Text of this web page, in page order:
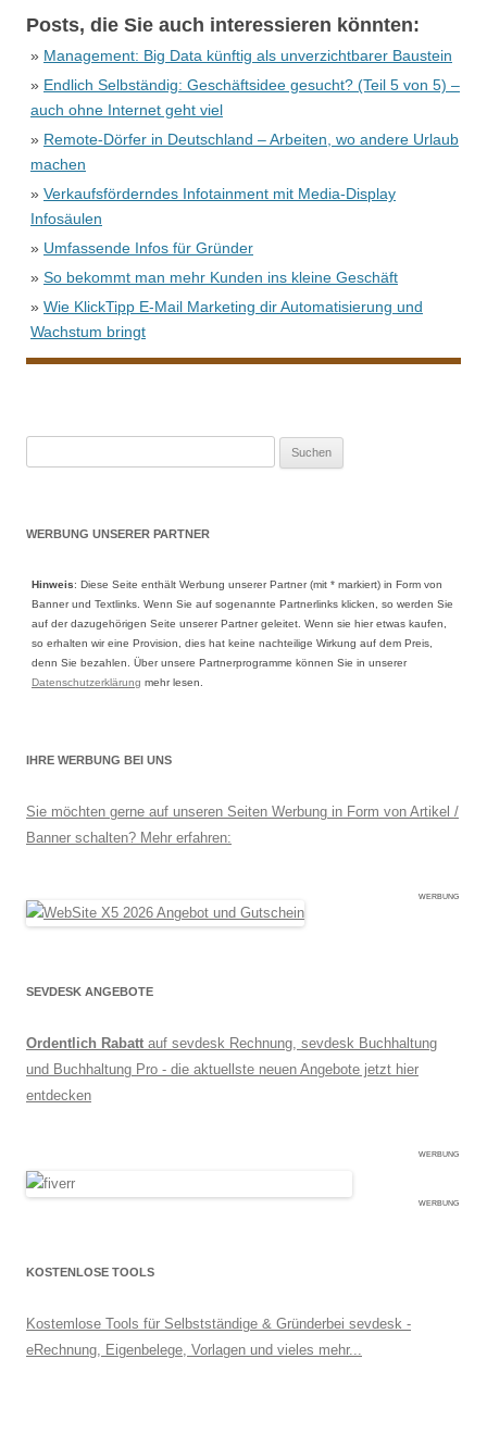
Posts, die Sie auch interessieren könnten:
» Management: Big Data künftig als unverzichtbarer Baustein
» Endlich Selbständig: Geschäftsidee gesucht? (Teil 5 von 5) –
auch ohne Internet geht viel
» Remote-Dörfer in Deutschland – Arbeiten, wo andere Urlaub
machen
» Verkaufsförderndes Infotainment mit Media-Display
Infosäulen
» Umfassende Infos für Gründer
» So bekommt man mehr Kunden ins kleine Geschäft
» Wie KlickTipp E-Mail Marketing dir Automatisierung und
Wachstum bringt
WERBUNG UNSERER PARTNER
Hinweis: Diese Seite enthält Werbung unserer Partner (mit * markiert) in Form von
Banner und Textlinks. Wenn Sie auf sogenannte Partnerlinks klicken, so werden Sie
auf der dazugehörigen Seite unserer Partner geleitet. Wenn sie hier etwas kaufen,
so erhalten wir eine Provision, dies hat keine nachteilige Wirkung auf dem Preis,
denn Sie bezahlen. Über unsere Partnerprogramme können Sie in unserer
Datenschutzerklärung mehr lesen.
IHRE WERBUNG BEI UNS
Sie möchten gerne auf unseren Seiten Werbung in Form von Artikel /
Banner schalten? Mehr erfahren:
WERBUNG
SEVDESK ANGEBOTE
Ordentlich Rabatt auf sevdesk Rechnung, sevdesk Buchhaltung
und Buchhaltung Pro - die aktuellste neuen Angebote jetzt hier
entdecken
WERBUNG
WERBUNG
KOSTENLOSE TOOLS
Kostemlose Tools für Selbstständige & Gründerbei sevdesk -
eRechnung, Eigenbelege, Vorlagen und vieles mehr...